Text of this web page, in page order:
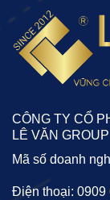
CÔNG TY CỔ
LÊ VĂN GROUP
Mã số doanh
Điện thoại: 0909